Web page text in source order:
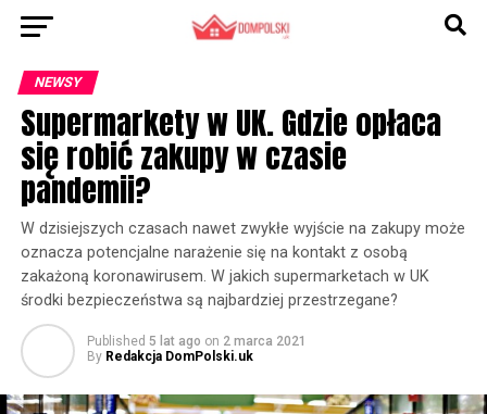
NEWSY
Supermarkety w UK. Gdzie opłaca
się robić zakupy w czasie
pandemii?
W dzisiejszych czasach nawet zwykłe wyjście na zakupy może
oznacza potencjalne narażenie się na kontakt z osobą
zakażoną koronawirusem. W jakich supermarketach w UK
środki bezpieczeństwa są najbardziej przestrzegane?
Published 5 lat ago on 2 marca 2021
By Redakcja DomPolski.uk